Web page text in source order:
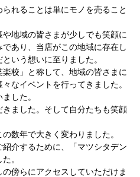
れることは単にモノを売ること
地域の皆さまが少しでも笑顔に
あり、当店がこの地域に存在し
いう想いに至りました。
校」と称して、地域の皆さまに
なイベントを行ってきました。
した。
ました。そして自分たちも笑顔
数年で大きく変わりました。
介するために、「マツシタデン
。
傍らにアクセスしていただけま